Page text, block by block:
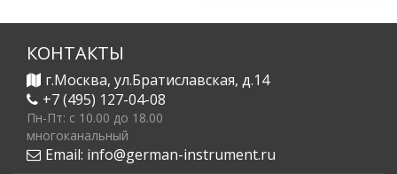
КОНТАКТЫ
г.Москва, ул.Братиславская, д.14
+7 (495) 127-04-08
Пн-Пт: c 10.00 до 18.00
многоканальный
Email: info@german-instrument.ru